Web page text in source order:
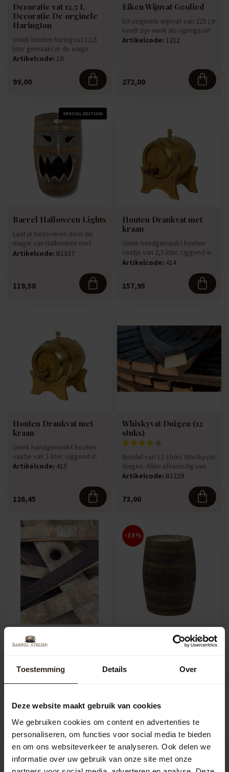
Toestemming Details Over
Deze website maakt gebruik van cookies
We gebruiken cookies om content en advertenties te
personaliseren, om functies voor social media te bieden
en om ons websiteverkeer te analyseren. Ook delen we
informatie over uw gebruik van onze site met onze
Decoratie vat 12,5 L
Decoratie De orginele
Harington
Uniek houten haringvat 12,5
liter gemaakt in de enige
machinale kuiperij van Ned...
Artikelcode: 10
99,00
Eiken Wijnvat Geolied
Dit originele wijnvat van 225 Ltr
heeft zijn werk als rijpingsvat
voltooid en ka...
Artikelcode: 1212
272,00
SPECIAL EDITION
Barrel Halloween Lights
Laat je betoveren door de
magie van Halloween met
deze unieke lichten,
Artikelcode: B1337
119,50
Houten Drankvat met
kraan
Uniek handgemaakt houten
vaatje van 2,5 liter. Liggend in
een houder met een tap...
Artikelcode: 414
157,95
Houten Drankvat met
kraan
Uniek handgemaakt houten
vaatje van 1 liter. Liggend in
een houder met een tapkr...
Artikelcode: 415
126,45
Whiskyvat Duigen (12
stuks)
Bundel van 12 stuks Whiskyvat
duigen. Allen afkomstig van
originele gebruikte 19...
Artikelcode: B1229
73,00
Wijnvat Duigen (12 stuks)
originele gebruikte 225 ...
Artikelcode:B1230
-33%
Whiskyvat "Speyside"
liter dikwandige eiken vaten ...
Artikelcode: